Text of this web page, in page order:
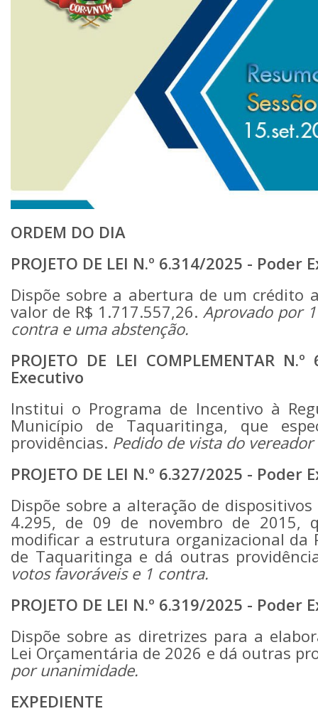
ORDEM DO DIA
PROJETO DE LEI N.º 6.314/2025 - Poder
Dispõe sobre a abertura de um crédito
valor de R$ 1.717.557,26. Aprovado por
contra e uma abstenção.
PROJETO DE LEI COMPLEMENTAR
Executivo
Institui o Programa de Incentivo à
Município de Taquaritinga, que
providências. Pedido de vista do
PROJETO DE LEI N.º 6.327/2025 - Poder
Dispõe sobre a alteração de
4.295, de 09 de novembro de 2015,
modificar a estrutura organizacional da
de Taquaritinga e dá outras
votos favoráveis e 1 contra.
PROJETO DE LEI N.º 6.319/2025 - Poder
Dispõe sobre as diretrizes para a
Lei Orçamentária de 2026 e dá outras
por unanimidade.
EXPEDIENTE